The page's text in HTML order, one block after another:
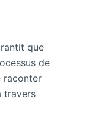
que
de
raconter
travers